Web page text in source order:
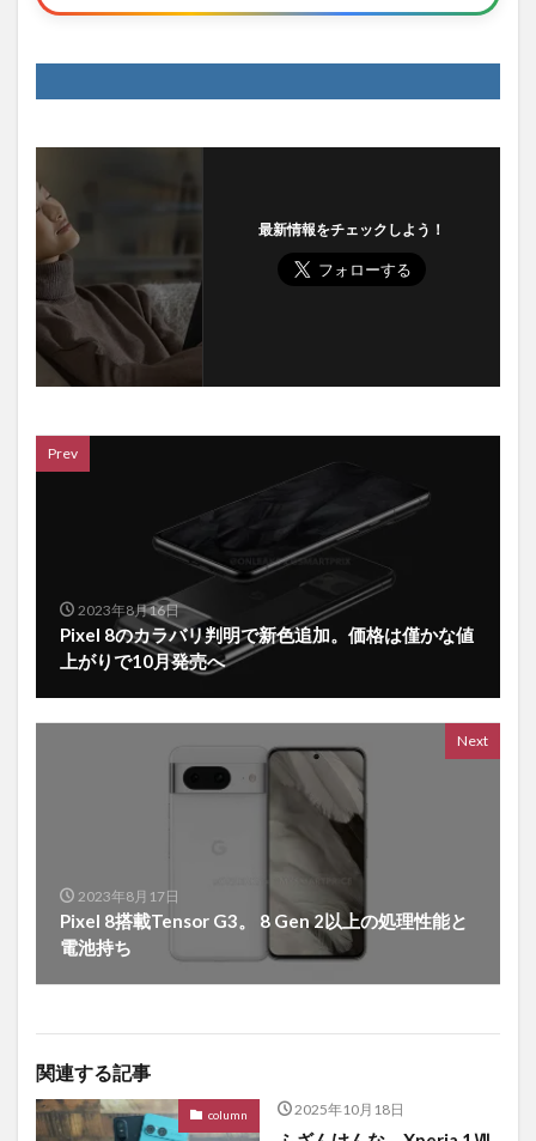
最新情報をチェックしよう！
Prev
2023年8月16日
Pixel 8のカラバリ判明で新色追加。価格は僅かな値
上がりで10月発売へ
Next
2023年8月17日
Pixel 8搭載Tensor G3。 8 Gen 2以上の処理性能と
電池持ち
関連する記事
column 2025年10月18日